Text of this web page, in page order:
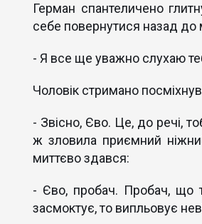
Герман спантеличено
себе повернутися назад до
- Я все ще уважно слухаю
Чоловік стримано
- Звісно, Єво. Це, до речі,
ж зловила приємний
миттєво здався:
- Єво, пробач. Пробач, що
засмоктує, то випльовує